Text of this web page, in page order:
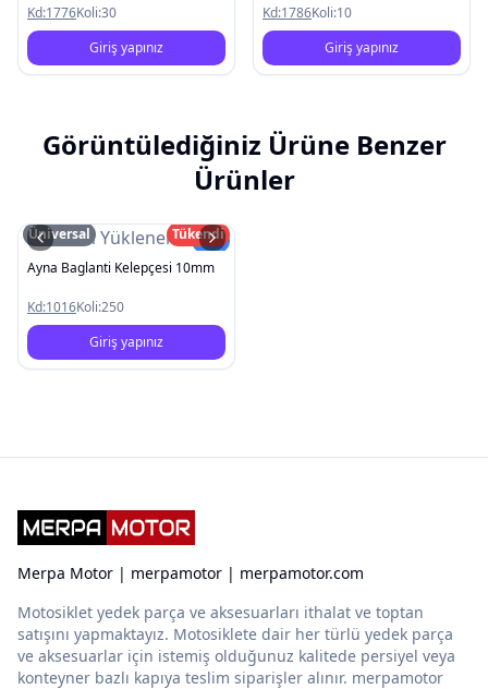
Kd:1776Koli:30
Giriş yapınız
Kd:1786Koli:10
Giriş yapınız
Görüntülediğiniz Ürüne Benzer
Ürünler
Resim YüklenemediYeni
Üniversal
Tükendi
Ayna Baglanti Kelepçesi 10mm
Kd:1016Koli:250
Giriş yapınız
Merpa Motor | merpamotor | merpamotor.com
Motosiklet yedek parça ve aksesuarları ithalat ve toptan
satışını yapmaktayız. Motosiklete dair her türlü yedek parça
ve aksesuarlar için istemiş olduğunuz kalitede persiyel veya
konteyner bazlı kapıya teslim siparişler alınır. merpamotor